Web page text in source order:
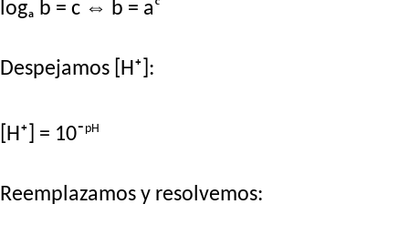
logₐ b = c ⇔ b = aᶜ
Despejamos [H⁺]:
[H⁺] = 10⁻ pH
Reemplazamos y resolvemos: